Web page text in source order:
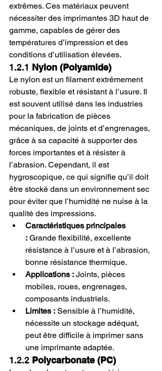
extrêmes. Ces matériaux peuvent
nécessiter des imprimantes 3D haut de
gamme, capables de gérer des
températures d’impression et des
conditions d’utilisation élevées.
1.2.1 Nylon (Polyamide)
Le nylon est un filament extrêmement
robuste, flexible et résistant à l’usure. Il
est souvent utilisé dans les industries
pour la fabrication de pièces
mécaniques, de joints et d’engrenages,
grâce à sa capacité à supporter des
forces importantes et à résister à
l’abrasion. Cependant, il est
hygroscopique, ce qui signifie qu’il doit
être stocké dans un environnement sec
pour éviter que l’humidité ne nuise à la
qualité des impressions.
Caractéristiques principales
: Grande flexibilité, excellente
résistance à l’usure et à l’abrasion,
bonne résistance thermique.
Applications : Joints, pièces
mobiles, roues, engrenages,
composants industriels.
Limites : Sensible à l’humidité,
nécessite un stockage adéquat,
peut être difficile à imprimer sans
une imprimante adaptée.
1.2.2 Polycarbonate (PC)